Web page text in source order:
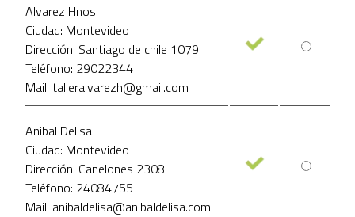
Alvarez Hnos.
Ciudad: Montevideo
Dirección: Santiago de chile 1079
Teléfono: 29022344
Mail: talleralvarezh@gmail.com
Anibal Delisa
Ciudad: Montevideo
Dirección: Canelones 2308
Teléfono: 24084755
Mail: anibaldelisa@anibaldelisa.com